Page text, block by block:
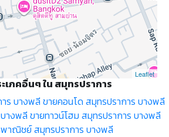
Leaflet
เภคอื่นๆ ใน สมุทรปราการ
ร บางพลี ขายคอนโด สมุทรปราการ บางพลี
างพลี ขายทาวน์โฮม สมุทรปราการ บางพลี
พาณิชย์ สมุทรปราการ บางพลี